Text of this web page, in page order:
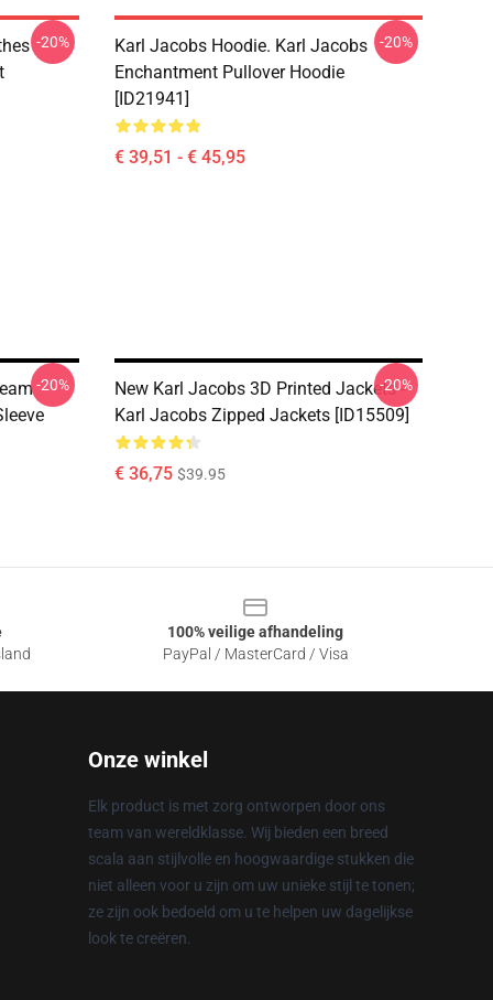
-20%
Karl Jacobs Hoodie. Karl Jacobs
Enchantment Pullover Hoodie
[ID21941]
€ 39,51 - € 45,95
-20%
-20%
New Karl Jacobs 3D Printed Jackets -
Karl Jacobs Zipped Jackets [ID15509]
€ 36,75 $39.95
-20%
100% veilige afhandeling
PayPal / MasterCard / Visa
Onze winkel
Elk product is met zorg ontworpen door ons
team van wereldklasse. Wij bieden een breed
scala aan stijlvolle en hoogwaardige stukken die
niet alleen voor u zijn om uw unieke stijl te tonen;
ze zijn ook bedoeld om u te helpen uw dagelijkse
look te creëren.